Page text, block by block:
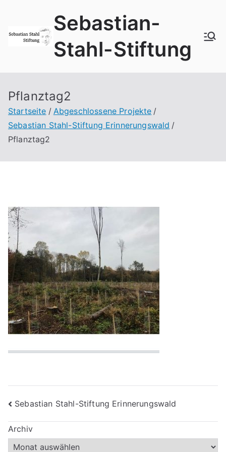
springen
Sebastian-
Stahl-Stiftung
Pflanztag2
Startseite
Abgeschlossene Projekte
Sebastian Stahl-Stiftung Erinnerungswald
Pflanztag2
Beitragsnavigation
Sebastian Stahl-Stiftung Erinnerungswald
Archiv